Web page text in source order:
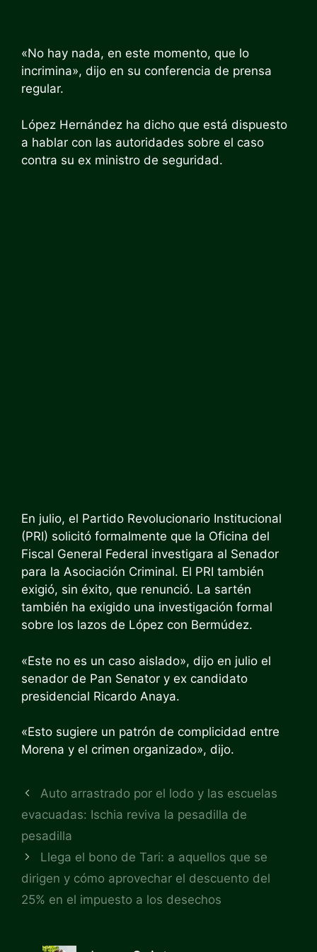
«No hay nada, en este momento, que lo
incrimina», dijo en su conferencia de prensa
regular.
López Hernández ha dicho que está dispuesto
a hablar con las autoridades sobre el caso
contra su ex ministro de seguridad.
En julio, el Partido Revolucionario Institucional
(PRI) solicitó formalmente que la Oficina del
Fiscal General Federal investigara al Senador
para la Asociación Criminal. El PRI también
exigió, sin éxito, que renunció. La sartén
también ha exigido una investigación formal
sobre los lazos de López con Bermúdez.
«Este no es un caso aislado», dijo en julio el
senador de Pan Senator y ex candidato
presidencial Ricardo Anaya.
«Esto sugiere un patrón de complicidad entre
Morena y el crimen organizado», dijo.
Auto arrastrado por el lodo y las escuelas
evacuadas: Ischia reviva la pesadilla de
pesadilla
Llega el bono de Tari: a aquellos que se
dirigen y cómo aprovechar el descuento del
25% en el impuesto a los desechos